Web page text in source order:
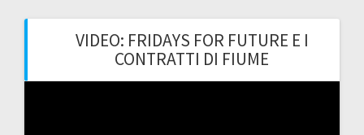
VIDEO: FRIDAYS FOR FUTURE E I
CONTRATTI DI FIUME